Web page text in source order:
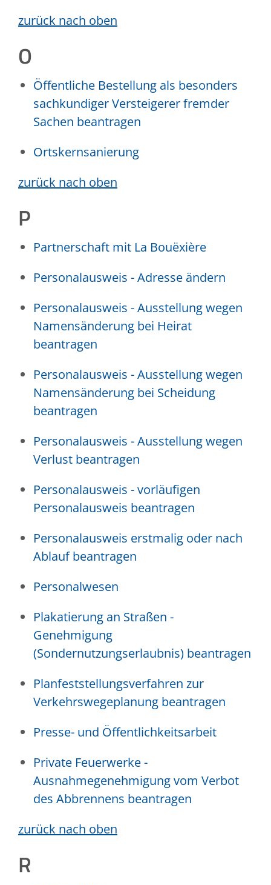
zurück nach oben
O
Öffentliche Bestellung als besonders
sachkundiger Versteigerer fremder
Sachen beantragen
Ortskernsanierung
zurück nach oben
P
Partnerschaft mit La Bouëxière
Personalausweis - Adresse ändern
Personalausweis - Ausstellung wegen
Namensänderung bei Heirat
beantragen
Personalausweis - Ausstellung wegen
Namensänderung bei Scheidung
beantragen
Personalausweis - Ausstellung wegen
Verlust beantragen
Personalausweis - vorläufigen
Personalausweis beantragen
Personalausweis erstmalig oder nach
Ablauf beantragen
Personalwesen
Plakatierung an Straßen -
Genehmigung
(Sondernutzungserlaubnis) beantragen
Planfeststellungsverfahren zur
Verkehrswegeplanung beantragen
Presse- und Öffentlichkeitsarbeit
Private Feuerwerke -
Ausnahmegenehmigung vom Verbot
des Abbrennens beantragen
zurück nach oben
R